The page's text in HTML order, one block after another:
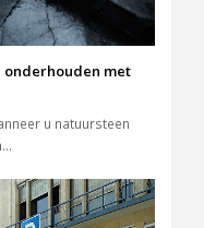
onderhouden met
u natuursteen